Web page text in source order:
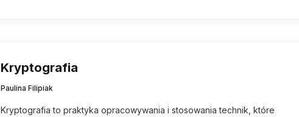
Kryptografia
Paulina Filipiak
Kryptografia to praktyka opracowywania i stosowania technik, które